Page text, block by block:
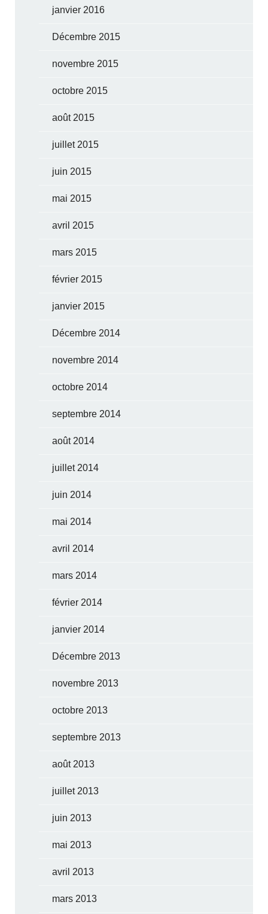
janvier 2016
Décembre 2015
novembre 2015
octobre 2015
août 2015
juillet 2015
juin 2015
mai 2015
avril 2015
mars 2015
février 2015
janvier 2015
Décembre 2014
novembre 2014
octobre 2014
septembre 2014
août 2014
juillet 2014
juin 2014
mai 2014
avril 2014
mars 2014
février 2014
janvier 2014
Décembre 2013
novembre 2013
octobre 2013
septembre 2013
août 2013
juillet 2013
juin 2013
mai 2013
avril 2013
mars 2013